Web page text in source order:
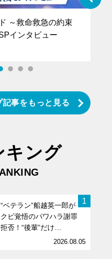
～救命救急の約束
SPインタビュー
記事をもっと見る
キング
1
“ベテラン”船越英一郎が
クビ覚悟のパワハラ謝罪
拒否！“後輩”だけ…
2026.08.05